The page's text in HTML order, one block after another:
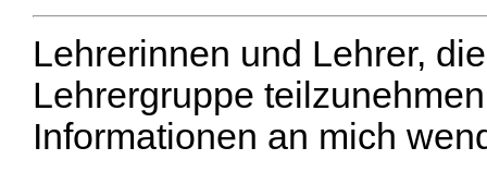
Lehrerinnen und Lehrer,
Lehrergruppe
Informationen an mich